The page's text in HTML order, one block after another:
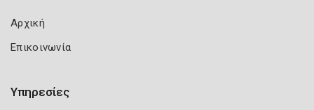
Αρχική
Επικοινωνία
Υπηρεσίες